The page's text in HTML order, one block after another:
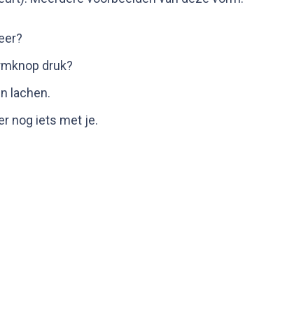
druk?
lachen.
nog iets met je.